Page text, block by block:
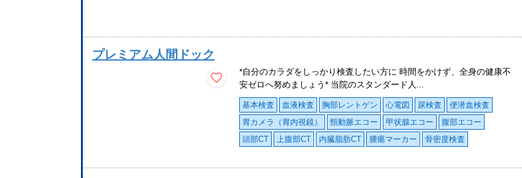
プレミアム人間ドック
*自分のカラダをしっかり検査したい方に 時間をかけず、全身の健康不
安ゼロへ努めましょう* 当院のスタンダード人...
基本検査 血液検査 胸部レントゲン 心電図 尿検査
便潜血検査
胃カメラ（胃内視鏡）
頸動脈エコー 甲状腺エコー
腹部エコー
頭部CT
上腹部CT 内臓脂肪CT 腫瘍マーカー 骨密度検査